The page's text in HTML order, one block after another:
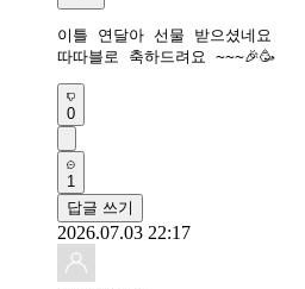
이틀 연달아 선물 받으셨네요
따따블로 축하드려요 ~~~🎉🥳
0
1
답글 쓰기
2026.07.03 22:17